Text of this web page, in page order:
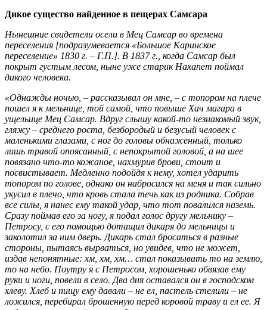
Дикое существо найденное в пещерах Самсара
Нынешние свидетели осели в Мец Самсар во времена
переселения [подразумевается «Большое Каринское
переселение» 1830 г. – Г.П.]. В 1837 г., когда Самсар был
покрыт густым лесом, ныне уже старик Нахапет поймал
дикого человека.
«Однажды ночью, – рассказывал он мне, – с топором на плече
пошел я к мельнице, той самой, что повыше Хач магара в
ущельице Мец Самсар. Вдруг слышу какой-то незнакомый звук,
гляжу – среднего роста, безборо­дый и безусый человек с
маленькими глазами, с ног до головы обнаженный, только
лишь травой опоясанный, с непокрытой головой, а на шее
повязано что-то кожаное, нахмурив брови, стоит и
посвистывает. Медленно подойдя к нему, хотел ударить
топором по голове, однако он набросился на меня и так сильно
укусил в плечо, что кровь стала течь как из родника. Собрав
все силы, я нанес ему такой удар, что тот повалился наземь.
Сразу поймав его за ногу, я подал голос другу мельнику –
Петросу, с его помощью дотащил дикаря до мельни­цы и
заколотил за ним дверь. Дикарь стал бросаться в разные
стороны, пытаясь вырваться, но увидев, что не может,
издав непонятные: хм, хм, хм… стал показывать то на землю,
то на небо. Поутру я с Петросом, хорошенько обвязав ему
руки и ноги, повели в село. Два дня оставался он в господском
хлеву. Хлеб и пищу ему давали – не ел, пастель стелили – не
ложился, перебирал брошенную перед коровой траву и ел ее. Я